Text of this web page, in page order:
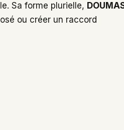
Sa forme plurielle,
ou créer un raccord